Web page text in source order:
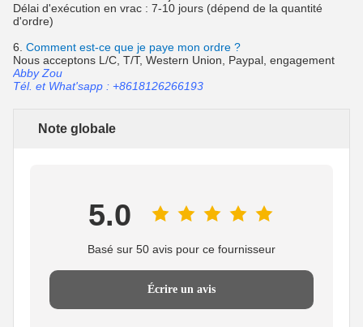
Délai d'exécution en vrac : 7-10 jours (dépend de la quantité
d'ordre)
6. Comment est-ce que je paye mon ordre ?
Nous acceptons L/C, T/T, Western Union, Paypal, engagement
Abby Zou
Tél. et What'sapp : +8618126266193
Note globale
5.0
Basé sur 50 avis pour ce fournisseur
Écrire un avis